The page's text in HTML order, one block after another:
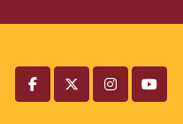
facebooktwitterinstagram